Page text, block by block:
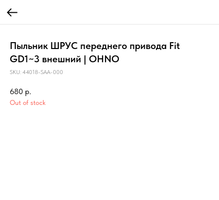
Пыльник ШРУС переднего привода Fit
GD1~3 внешний | OHNO
SKU: 44018-SAA-000
680 р.
Out of stock